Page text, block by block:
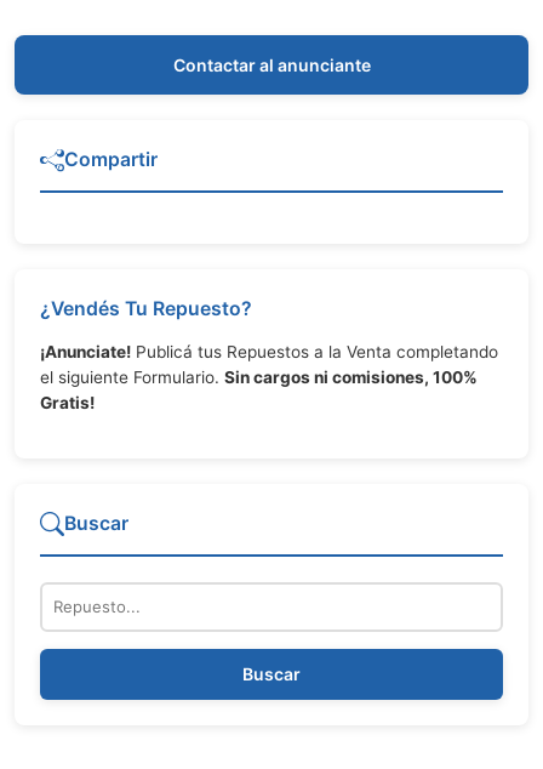
Contactar al anunciante
Compartir
¿Vendés Tu Repuesto?
¡Anunciate! Publicá tus Repuestos a la Venta completando
el siguiente Formulario. Sin cargos ni comisiones, 100%
Gratis!
Buscar
Repuesto
Buscar